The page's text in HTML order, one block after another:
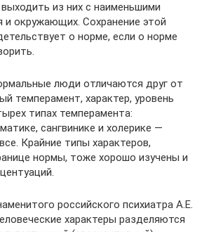
из них с наименьшими
и окружающих. Сохранение этой
о норме, если о норме
люди отличаются друг от
темперамент, характер, уровень
типах темперамента:
сангвинике и холерике —
Крайние типы характеров,
нормы, тоже хорошо изучены и
российского психиатра А.Е.
характеры разделяются